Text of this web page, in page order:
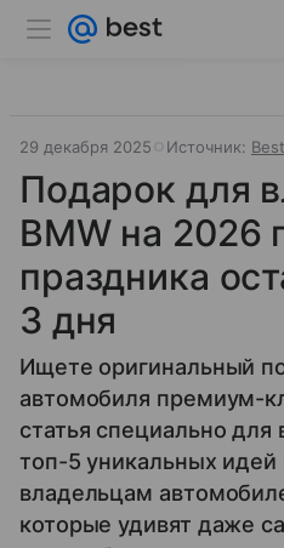
29 декабря 2025 Источник:
Подарок для
BMW на 2026
праздника
3 дня
Ищете оригинальный
автомобиля премиум-
статья специально
топ-5 уникальных идей
владельцам
которые удивят даже